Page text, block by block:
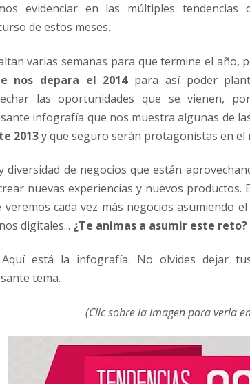
evidenciar en las múltiples tendencias
de estos meses.
varias semanas para que termine el año,
nos depara el 2014para así poder
las oportunidades que se vienen,
infografía que nos muestra algunas de
2013y que seguro serán protagonistas en el
diversidad de negocios que están
nuevas experiencias y nuevos productos.
veremos cada vez más negocios asumiendo
digitales... ¿Te animas a asumir este reto?
Aquí está la infografía. No olvides dejar
tema.
(Clic sobre la imagen para verla